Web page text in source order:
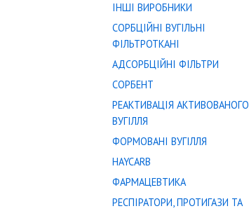
ІНШІ ВИРОБНИКИ
СОРБЦІЙНІ ВУГІЛЬНІ
ФІЛЬТРОТКАНІ
АДСОРБЦІЙНІ ФІЛЬТРИ
СОРБЕНТ
РЕАКТИВАЦІЯ АКТИВОВАНОГО
ВУГІЛЛЯ
ФОРМОВАНІ ВУГІЛЛЯ
HAYCARB
ФАРМАЦЕВТИКА
РЕСПІРАТОРИ, ПРОТИГАЗИ ТА